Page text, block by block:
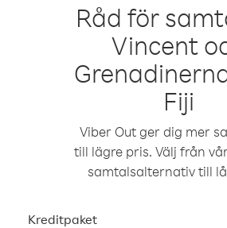
Råd för
Vincent
Fiji
Viber Out ger dig mer
till lägre pris. Välj från
samtalsalternativ till
Kreditpaket